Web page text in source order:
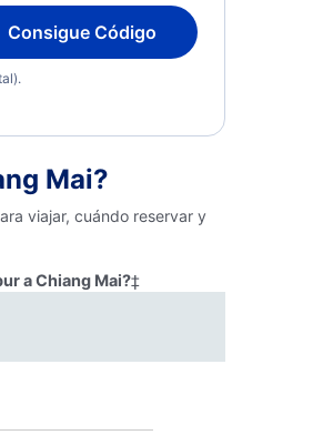
Consigue Código
Mai?
viajar, cuándo reservar y
a Chiang Mai?‡